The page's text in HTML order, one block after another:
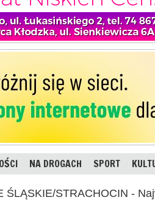
NA DROGACH SPORT
ŚLĄSKIE/STRACHOCIN -